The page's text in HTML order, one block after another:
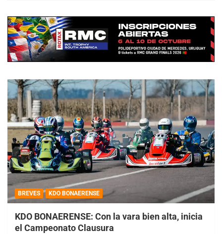
BREVES KDO BONAERENSE
KDO BONAERENSE: Con la vara bien alta, inicia
el Campeonato Clausura